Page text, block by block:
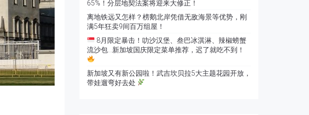
65%！分层地契法案将迎来大修正！
离地铁远又怎样？榜鹅北岸凭借无敌海景等优势，刚
满5年狂卖9间百万组屋！
8月限定暴击！叻沙汉堡、叁巴冰淇淋、辣椒螃蟹
流沙包…新加坡国庆限定菜单推荐，迟了就吃不到！
新加坡又有新公园啦！武吉坎贝拉5大主题花园开放，
带娃遛弯好去处